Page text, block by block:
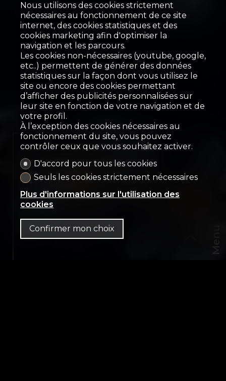
Vendu
64 appartements
Dubaï
Nous utilisons des cookies strictement
nécessaires au fonctionnement de ce site
internet, des cookies statistiques et des
cookies marketing afin d'optimiser la
navigation et les parcours.
Les cookies non-nécessaires (youtube, google,
etc..) permettent de générer des données
statistiques sur la façon dont vous utilisez le
site ou encore des cookies permettant
d’afficher des publicités personnalisées sur
leur site en fonction de votre navigation et de
votre profil.
À l’exception des cookies nécessaires au
fonctionnement du site, vous pouvez
contrôler ceux que vous souhaitez activer.
D'accord pour tous les cookies
Seuls les cookies strictement nécessaires
Plus d'informations sur l'utilisation des
cookies
Confirmer mon choix